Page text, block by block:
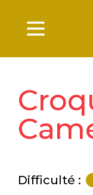
Ouverture
Difficulté :